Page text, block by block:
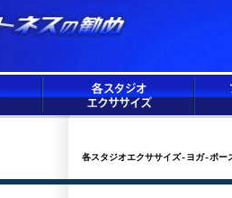
各スタジオエクササイズ-ヨガ-ポー